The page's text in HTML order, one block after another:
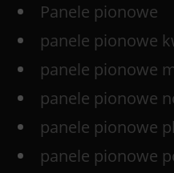
Panele pionowe
panele pionowe
panele pionowe
panele pionowe
panele pionowe
panele pionowe